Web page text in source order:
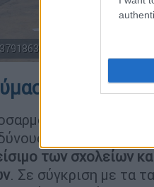
σε απλές
στο
που
των σχολείων
. Σε σύγκριση με τα